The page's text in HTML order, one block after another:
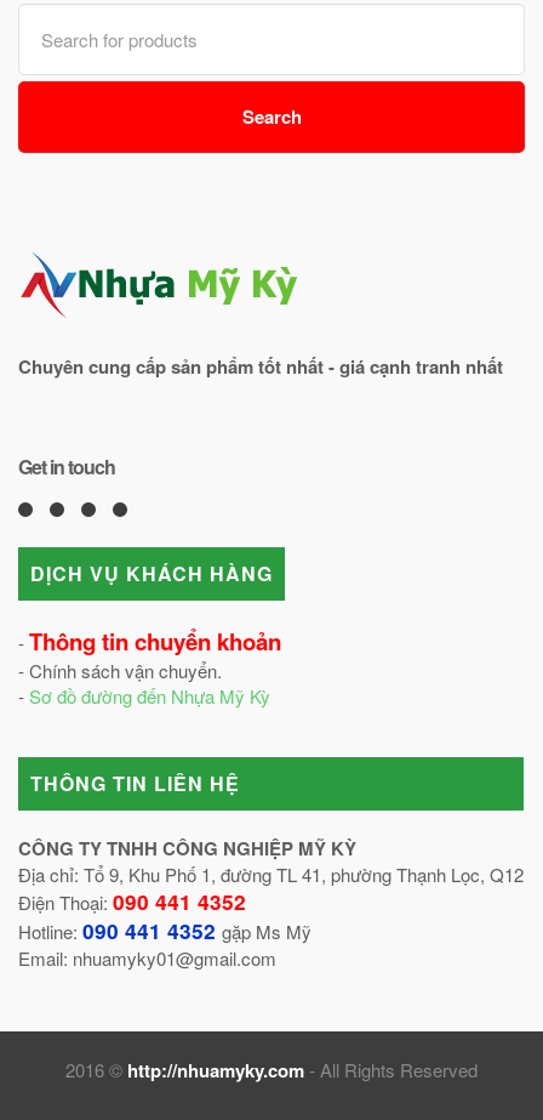
Search
for:
Search
Chuyên cung cấp sản phẩm tốt nhất - giá cạnh tranh nhất
Get in touch
DỊCH VỤ KHÁCH HÀNG
-Thông tin chuyển khoản
- Chính sách vận chuyển.
-Sơ đồ đường đến Nhựa Mỹ Kỳ
THÔNG TIN LIÊN HỆ
CÔNG TY TNHH CÔNG NGHIỆP MỸ KỲ
Địa chỉ: Tổ 9, Khu Phố 1, đường TL 41, phường Thạnh Lọc, Q12
Điện Thoại: 090 441 4352
Hotline: 090 441 4352 gặp Ms Mỹ
Email: nhuamyky01@gmail.com
2016 © http://nhuamyky.com- All Rights Reserved